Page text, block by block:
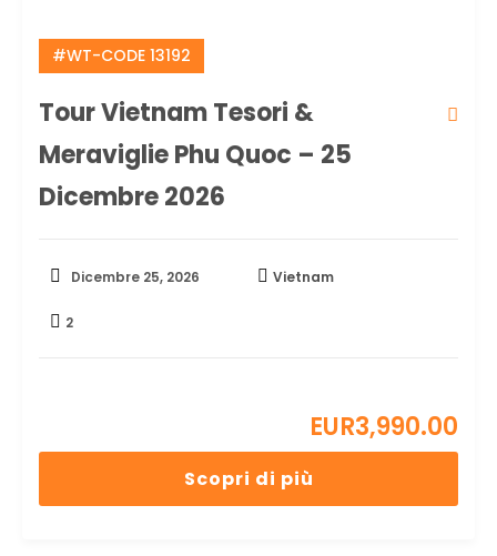
#WT-CODE 13192
Tour Vietnam Tesori &
Meraviglie Phu Quoc – 25
Dicembre 2026
Dicembre 25, 2026 Vietnam
2
EUR3,990.00
Scopri di più